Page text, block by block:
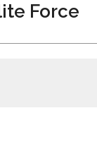
Force